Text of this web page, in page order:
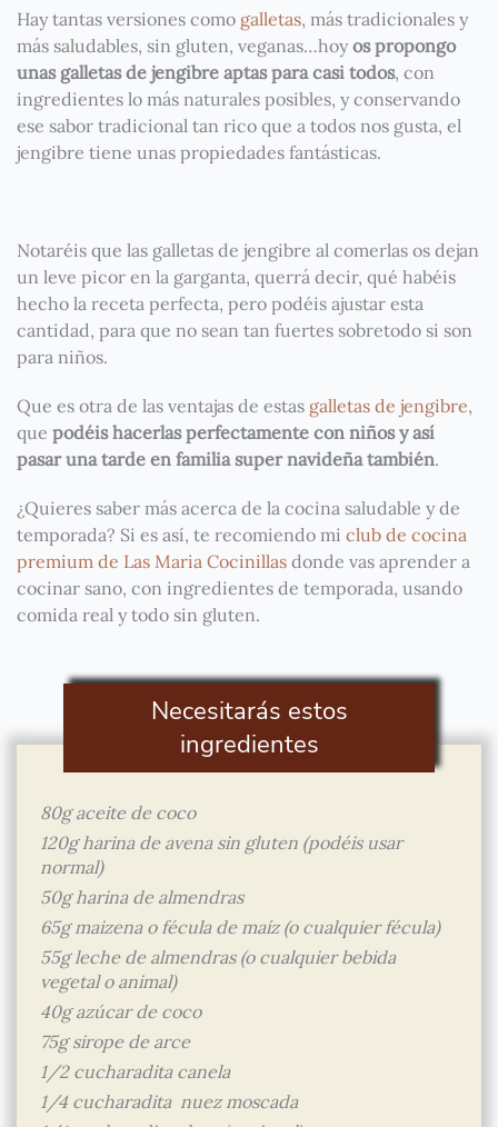
Hay tantas versiones como galletas, más tradicionales y
más saludables, sin gluten, veganas…hoyos propongo
unas galletas de jengibre aptas para casi todos, con
ingredientes lo más naturales posibles, y conservando
ese sabor tradicional tan rico que a todos nos gusta, el
jengibre tiene unas propiedades fantásticas.
Notaréis que las galletas de jengibre al comerlas os dejan
un leve picor en la garganta, querrá decir, qué habéis
hecho la receta perfecta, pero podéis ajustar esta
cantidad, para que no sean tan fuertes sobretodo si son
para niños.
Que es otra de las ventajas de estas galletas de jengibre,
que podéis hacerlas perfectamente con niños y así
pasar una tarde en familia super navideña también.
¿Quieres saber más acerca de la cocina saludable y de
temporada? Si es así, te recomiendo mi club de cocina
premium de Las Maria Cocinillas donde vas aprender a
cocinar sano, con ingredientes de temporada, usando
comida real y todo sin gluten.
Necesitarás estos
ingredientes
80g aceite de coco
120g harina de avena sin gluten (podéis usar
normal)
50g harina de almendras
65g maizena o fécula de maíz (o cualquier fécula)
55g leche de almendras (o cualquier bebida
vegetal o animal)
40g azúcar de coco
75g sirope de arce
1/2 cucharadita canela
1/4 cucharadita nuez moscada